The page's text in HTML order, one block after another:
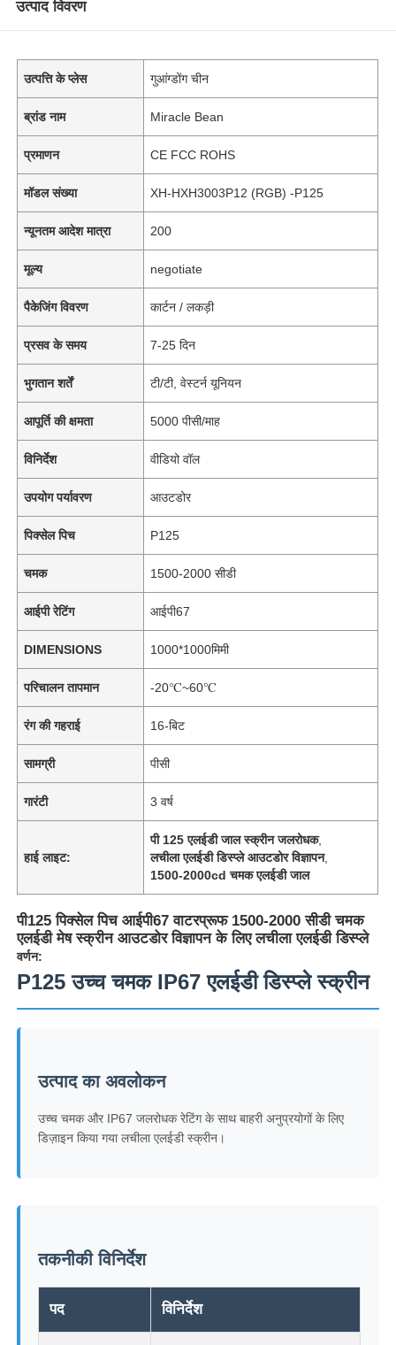
उत्पादों
उत्पाद विवरण
उत्पत्ति के प्लेस गुआंग्डोंग चीन
ब्रांड नाम Miracle Bean
प्रमाणन CE FCC ROHS
मॉडल संख्या XH-HXH3003P12 (RGB) -P125
न्यूनतम आदेश मात्रा 200
मूल्य negotiate
पैकेजिंग विवरण कार्टन / लकड़ी
प्रसव के समय 7-25 दिन
भुगतान शर्तें टी/टी, वेस्टर्न यूनियन
आपूर्ति की क्षमता 5000 पीसी/माह
विनिर्देश वीडियो वॉल
उपयोग पर्यावरण आउटडोर
पिक्सेल पिच P125
चमक 1500-2000 सीडी
आईपी ​​रेटिंग आईपी67
DIMENSIONS 1000*1000मिमी
परिचालन तापमान -20℃~60℃
रंग की गहराई 16-बिट
सामग्री पीसी
गारंटी 3 वर्ष
हाई लाइट:
पी 125 एलईडी जाल स्क्रीन जलरोधक,
लचीला एलईडी डिस्प्ले आउटडोर विज्ञापन,
1500-2000cd चमक एलईडी जाल
पी125 पिक्सेल पिच आईपी67 वाटरप्रूफ 1500-2000 सीडी चमक
एलईडी मेष स्क्रीन आउटडोर विज्ञापन के लिए लचीला एलईडी डिस्प्ले
वर्णन:
P125 उच्च चमक IP67 एलईडी डिस्प्ले स्क्रीन
उत्पाद का अवलोकन
उच्च चमक और IP67 जलरोधक रेटिंग के साथ बाहरी अनुप्रयोगों के लिए
डिज़ाइन किया गया लचीला एलईडी स्क्रीन।
तकनीकी विनिर्देश
पद विनिर्देश